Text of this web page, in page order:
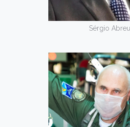
Sérgio Abreu